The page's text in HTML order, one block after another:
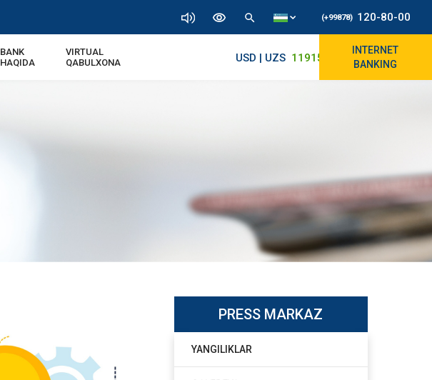
(+99878) 120-80-00
BANK
HAQIDA
VIRTUAL
QABULXONA
USD | UZS 11915.64 11860/11975
INTERNET
BANKING
PRESS MARKAZ
YANGILIKLAR